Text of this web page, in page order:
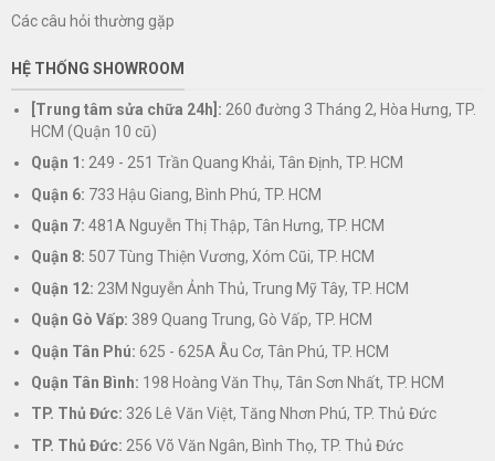
Các câu hỏi thường gặp
HỆ THỐNG SHOWROOM
[Trung tâm sửa chữa 24h]: 260 đường 3 Tháng 2, Hòa Hưng, TP.
HCM (Quận 10 cũ)
Quận 1: 249 - 251 Trần Quang Khải, Tân Định, TP. HCM
Quận 6: 733 Hậu Giang, Bình Phú, TP. HCM
Quận 7: 481A Nguyễn Thị Thập, Tân Hưng, TP. HCM
Quận 8: 507 Tùng Thiện Vương, Xóm Cũi, TP. HCM
Quận 12: 23M Nguyễn Ảnh Thủ, Trung Mỹ Tây, TP. HCM
Quận Gò Vấp: 389 Quang Trung, Gò Vấp, TP. HCM
Quận Tân Phú: 625 - 625A Âu Cơ, Tân Phú, TP. HCM
Quận Tân Bình: 198 Hoàng Văn Thụ, Tân Sơn Nhất, TP. HCM
TP. Thủ Đức: 326 Lê Văn Việt, Tăng Nhơn Phú, TP. Thủ Đức
TP. Thủ Đức: 256 Võ Văn Ngân, Bình Thọ, TP. Thủ Đức